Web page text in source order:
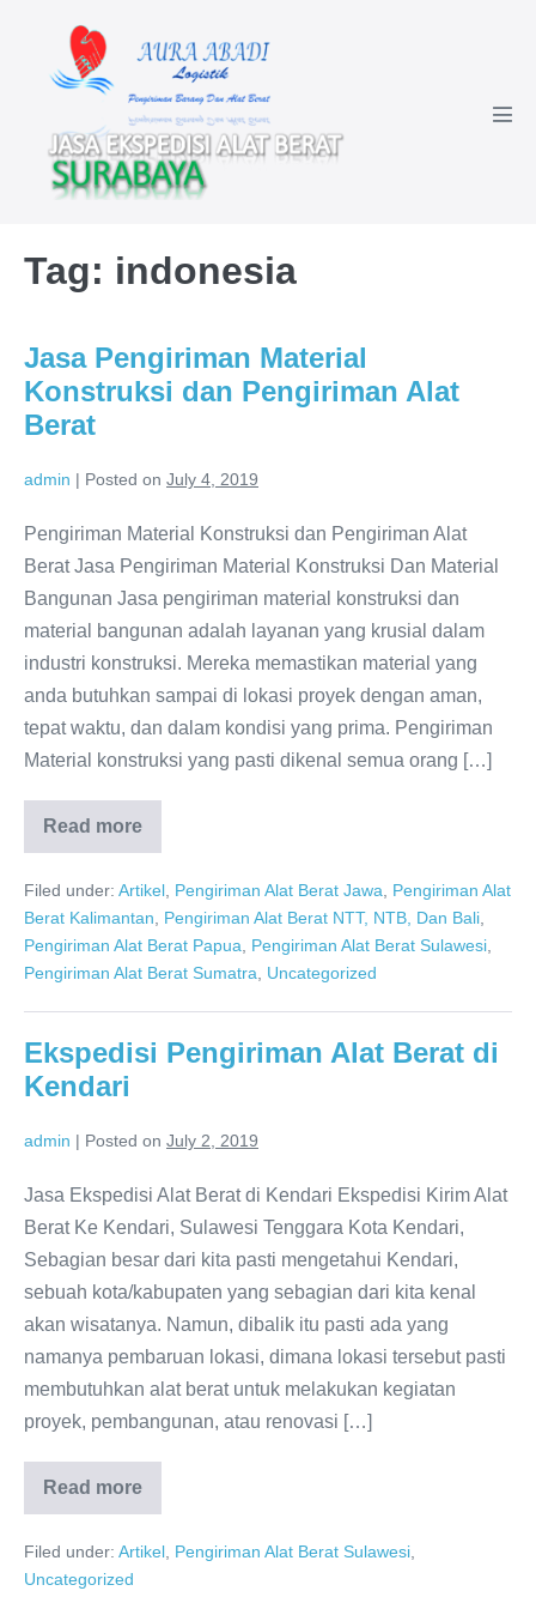
content
Tag: indonesia
Jasa Pengiriman Material
Konstruksi dan Pengiriman Alat
Berat
admin | Posted on July 4, 2019
Pengiriman Material Konstruksi dan Pengiriman Alat
Berat Jasa Pengiriman Material Konstruksi Dan Material
Bangunan Jasa pengiriman material konstruksi dan
material bangunan adalah layanan yang krusial dalam
industri konstruksi. Mereka memastikan material yang
anda butuhkan sampai di lokasi proyek dengan aman,
tepat waktu, dan dalam kondisi yang prima. Pengiriman
Material konstruksi yang pasti dikenal semua orang […]
Read more
Jasa
Pengiriman
Konstruksi
dan
Pengiriman
Alat
Berat
Filed under: Artikel Pengiriman Alat Berat Jawa
Pengiriman Alat
Berat Kalimantan
Pengiriman Alat Berat NTT, NTB, Dan Bali
Pengiriman Alat Berat Papua
Pengiriman Alat Berat Sulawesi
Pengiriman Alat Berat Sumatra
Uncategorized
Ekspedisi Pengiriman Alat Berat di
Kendari
admin | Posted on July 2, 2019
Jasa Ekspedisi Alat Berat di Kendari Ekspedisi Kirim Alat
Berat Ke Kendari, Sulawesi Tenggara Kota Kendari,
Sebagian besar dari kita pasti mengetahui Kendari,
sebuah kota/kabupaten yang sebagian dari kita kenal
akan wisatanya. Namun, dibalik itu pasti ada yang
namanya pembaruan lokasi, dimana lokasi tersebut pasti
membutuhkan alat berat untuk melakukan kegiatan
proyek, pembangunan, atau renovasi […]
Read more
Ekspedisi
Pengiriman
Berat
di
Kendari
Filed under: Artikel Pengiriman Alat Berat Sulawesi
Uncategorized